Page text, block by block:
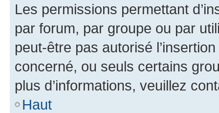
Les permissions permettant
par forum, par groupe ou par
peut-être pas autorisé
concerné, ou seuls certains
plus d’informations, veuillez
Haut